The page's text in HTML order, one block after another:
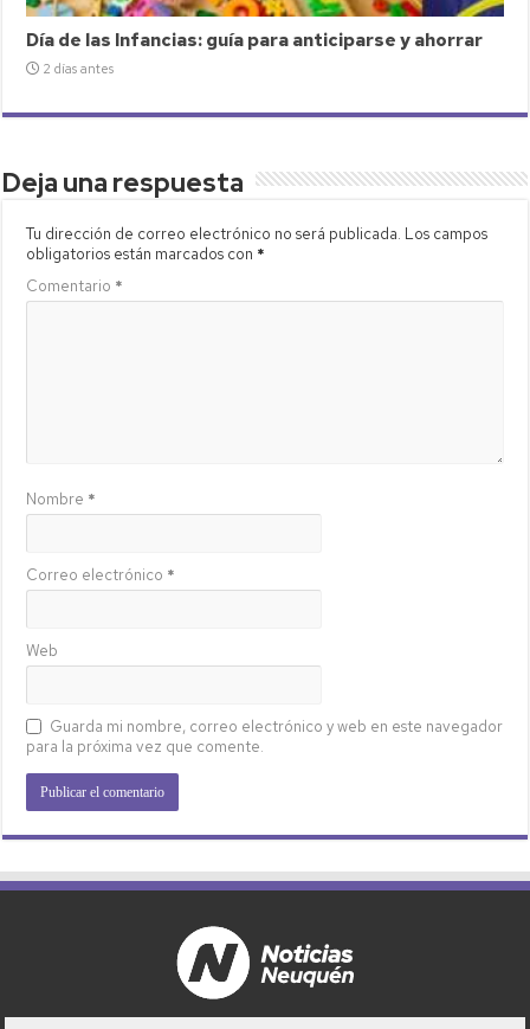
Día de las Infancias: guía para anticiparse y ahorrar
2 días antes
Deja una respuesta
Tu dirección de correo electrónico no será publicada. Los campos
obligatorios están marcados con *
Comentario *
Nombre *
Correo electrónico *
Web
Guarda mi nombre, correo electrónico y web en este navegador
para la próxima vez que comente.